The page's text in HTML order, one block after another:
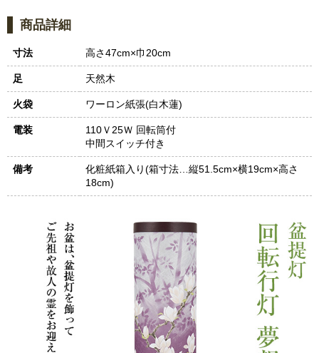
商品詳細
寸法 高さ47cm×巾20cm
足 天然木
火袋 ワーロン紙張(白木蓮)
電装
110Ｖ25Ｗ 回転筒付
中間スイッチ付き
備考
化粧紙箱入り(箱寸法…縦51.5cm×横19cm×高さ
18cm)